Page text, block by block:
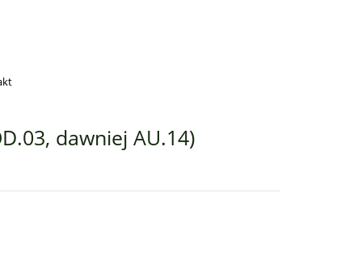
dawniej AU.14)